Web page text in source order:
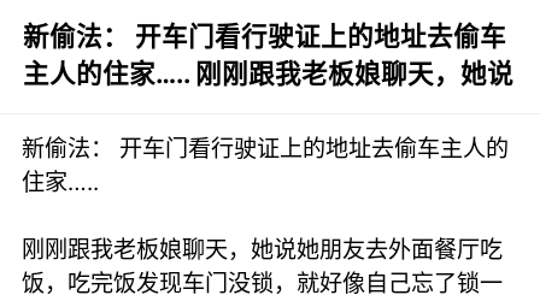
新偷法： 开车门看行驶证上的地址去偷车
主人的住家….. 刚刚跟我老板娘聊天，她说
新偷法： 开车门看行驶证上的地址去偷车主人的
住家…..
刚刚跟我老板娘聊天，她说她朋友去外面餐厅吃
饭，吃完饭发现车门没锁，就好像自己忘了锁一